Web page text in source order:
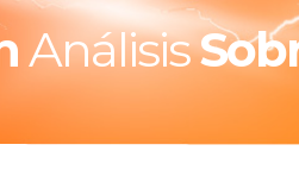
Análisis